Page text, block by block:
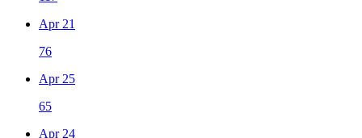
Apr 21
76
Apr 25
65
Apr 24